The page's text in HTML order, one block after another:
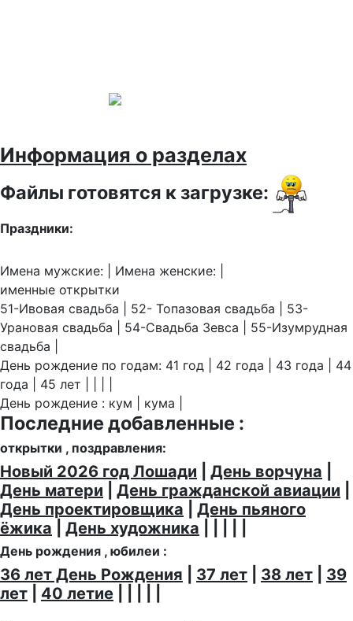
Информация о разделах
Файлы готовятся к загрузке:
Праздники:
Имена мужские: | Имена женские: |
именные открытки
51-Ивовая свадьба | 52- Топазовая свадьба | 53-
Урановая свадьба | 54-Свадьба Зевса | 55-Изумрудная
свадьба |
День рождение по годам: 41 год | 42 года | 43 года | 44
года | 45 лет | | | |
День рождение : кум | кума |
Последние добавленные :
открытки , поздравления:
Новый 2026 год Лошади День ворчуна
День матери
День гражданской авиации
День проектировщика
День пьяного
ёжика
День художника
День рождения , юбилеи :
36 лет День Рождения 37 лет 38 лет
39
лет
40 летие